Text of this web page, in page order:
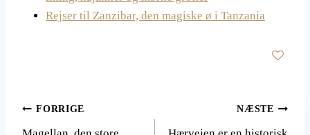
Rejser til Zanzibar, den magiske ø i Tanzania
Indlægsnavigation
FORRIGE NÆSTE